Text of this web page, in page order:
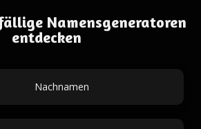
Namensgeneratoren
entdecken
Nachnamen